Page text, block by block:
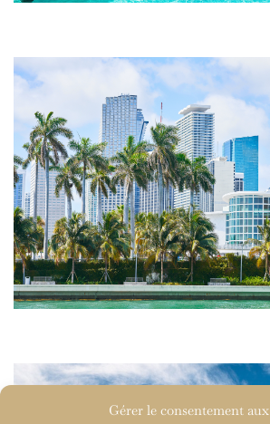
Gérer le consentement aux